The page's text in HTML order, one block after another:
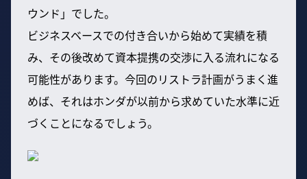
ウンド」でした。
ビジネスベースでの付き合いから始めて実績を積
み、その後改めて資本提携の交渉に入る流れになる
可能性があります。今回のリストラ計画がうまく進
めば、それはホンダが以前から求めていた水準に近
づくことになるでしょう。